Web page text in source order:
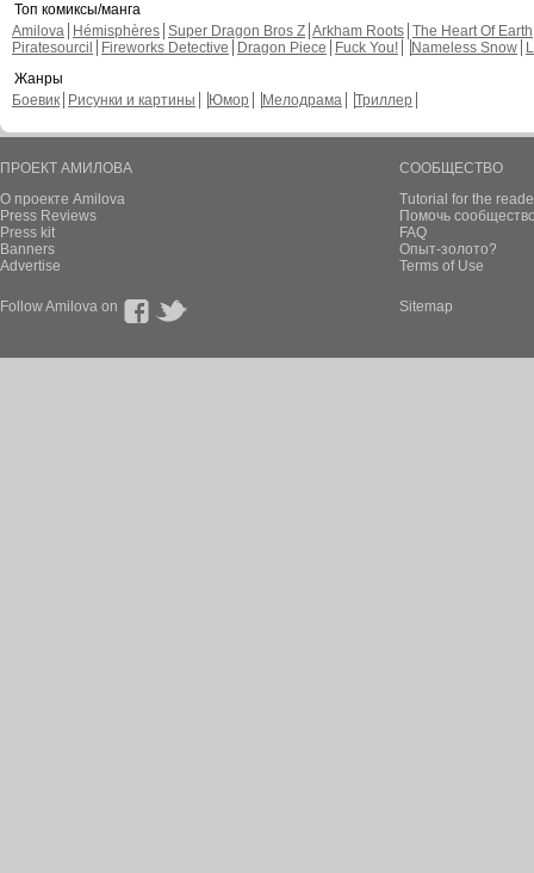
Топ комиксы/манга
Amilova
Hémisphères Super Dragon Bros Z Arkham Roots The Heart Of Earth
Piratesourcil
Fireworks Detective Dragon Piece Fuck You! Nameless Snow
Жанры
Боевик
Рисунки и картины Юмор Мелодрама Триллер
ПРОЕКТ АМИЛОВА
О проекте Amilova
Press Reviews
Press kit
Banners
Advertise
СООБЩЕСТВО
Tutorial for the
Помочь
FAQ
Опыт-золото?
Terms of Use
Follow Amilova on Sitemap